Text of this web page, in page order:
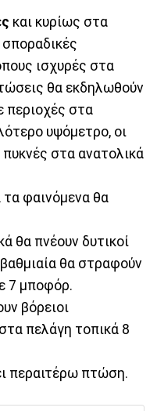
και κυρίως στα
ισχυρές στα
θα εκδηλωθούν
περιοχές στα
υψόμετρο, οι
στα ανατολικά
φαινόμενα θα
θα πνέουν δυτικοί
θα στραφούν
7 μποφόρ.
βόρειοι
πελάγη τοπικά 8
περαιτέρω πτώση.